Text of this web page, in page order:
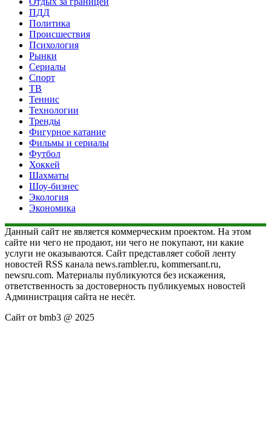
ПДД
Политика
Происшествия
Психология
Рынки
Сериалы
Спорт
ТВ
Теннис
Технологии
Тренды
Фигурное катание
Фильмы и сериалы
Футбол
Хоккей
Шахматы
Шоу-бизнес
Экология
Экономика
Данный сайт не является коммерческим проектом. На этом
сайте ни чего не продают, ни чего не покупают, ни какие
услуги не оказываются. Сайт представляет собой ленту
новостей RSS канала news.rambler.ru, kommersant.ru,
newsru.com. Материалы публикуются без искажения,
ответственность за достоверность публикуемых новостей
Администрация сайта не несёт.
Сайт от bmb3 @ 2025